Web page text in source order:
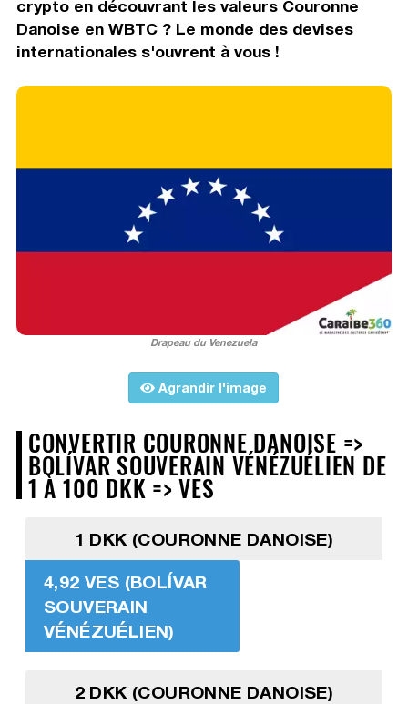
crypto en découvrant les valeurs Couronne
Danoise en WBTC ? Le monde des devises
internationales s'ouvrent à vous !
Drapeau du Venezuela
Agrandir l'image
CONVERTIR COURONNE DANOISE =>
BOLÍVAR SOUVERAIN VÉNÉZUÉLIEN DE
1 À 100 DKK => VES
1 DKK (COURONNE DANOISE)
4,92 VES (BOLÍVAR
SOUVERAIN
VÉNÉZUÉLIEN)
2 DKK (COURONNE DANOISE)